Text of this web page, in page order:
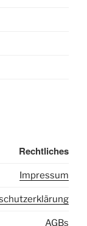
Rechtliches
Impressum
AGBs